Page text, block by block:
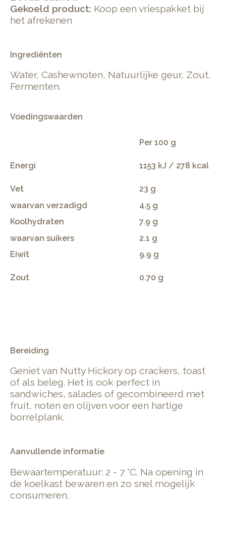
Gekoeld product: Koop een vriespakket bij
het afrekenen
Ingrediënten
Water, Cashewnoten, Natuurlijke geur, Zout,
Fermenten.
Voedingswaarden
Per 100 g
Energi 1153 kJ / 278 kcal
Vet
23 g
waarvan verzadigd
4.5 g
Koolhydraten
7.9 g
waarvan suikers
2.1 g
Eiwit
9.9 g
Zout 0.70 g
Bereiding
Geniet van Nutty Hickory op crackers, toast
of als beleg. Het is ook perfect in
sandwiches, salades of gecombineerd met
fruit, noten en olijven voor een hartige
borrelplank.
Aanvullende informatie
Bewaartemperatuur: 2 - 7 °C. Na opening in
de koelkast bewaren en zo snel mogelijk
consumeren.